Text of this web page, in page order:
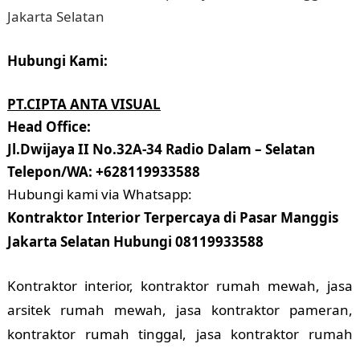
Hubungi Kami:
PT.CIPTA ANTA VISUAL
Head Office:
Jl.Dwijaya II No.32A-34 Radio Dalam – Selatan
Telepon/WA: +628119933588
Hubungi kami via Whatsapp:
Kontraktor Interior Terpercaya di Pasar Manggis
Jakarta Selatan Hubungi 08119933588
Kontraktor interior, kontraktor rumah mewah, jasa
arsitek rumah mewah, jasa kontraktor pameran,
kontraktor rumah tinggal, jasa kontraktor rumah